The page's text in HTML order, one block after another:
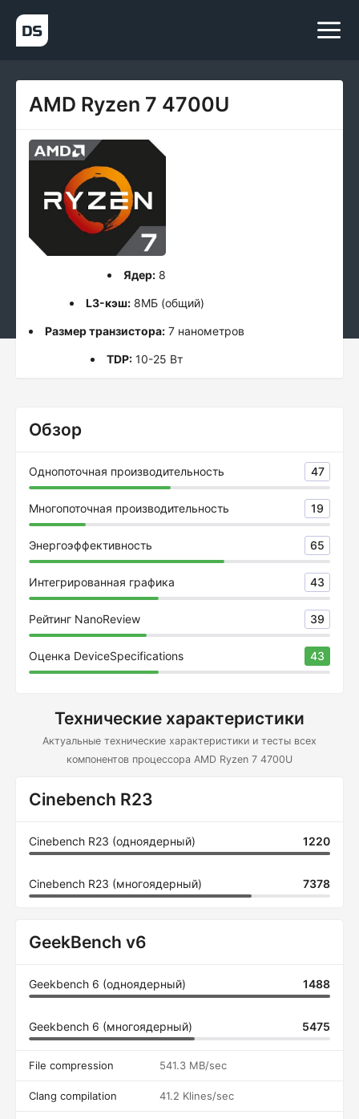
AMD Ryzen 7 4700U
Ядер: 8
L3-кэш:8МБ (общий)
Размер транзистора: 7 нанометров
TDP: 10-25 Вт
Обзор
Однопоточная производительность 47
Многопоточная производительность 19
Энергоэффективность 65
Интегрированная графика 43
Рейтинг NanoReview 39
Оценка DeviceSpecifications 43
Технические характеристики
Актуальные технические характеристики и тесты всех
компонентов процессора AMD Ryzen 7 4700U
Cinebench R23
Cinebench R23 (одноядерный) 1220
Cinebench R23 (многоядерный) 7378
GeekBench v6
Geekbench 6 (одноядерный) 1488
Geekbench 6 (многоядерный) 5475
File compression 541.3 MB/sec
Clang compilation 41.2 Klines/sec